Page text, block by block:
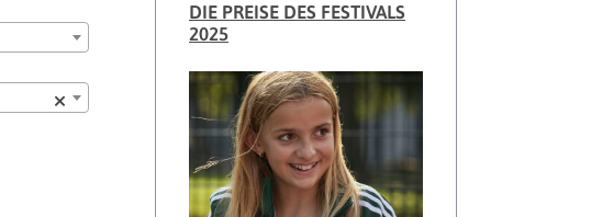
×
DIE PREISE DES FESTIVALS
2025